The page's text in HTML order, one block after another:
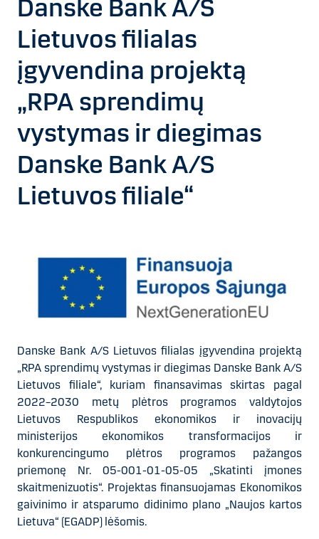
Danske Bank A/S
Lietuvos filialas
įgyvendina projektą
„RPA sprendimų
vystymas ir diegimas
Danske Bank A/S
Lietuvos filiale“
Danske Bank A/S Lietuvos filialas įgyvendina projektą
„RPA sprendimų vystymas ir diegimas Danske Bank A/S
Lietuvos filiale“, kuriam finansavimas skirtas pagal
2022–2030 metų plėtros programos valdytojos
Lietuvos Respublikos ekonomikos ir inovacijų
ministerijos ekonomikos transformacijos ir
konkurencingumo plėtros programos pažangos
priemonę Nr. 05-001-01-05-05 „Skatinti įmones
skaitmenizuotis“. Projektas finansuojamas Ekonomikos
gaivinimo ir atsparumo didinimo plano „Naujos kartos
Lietuva“ (EGADP) lėšomis.